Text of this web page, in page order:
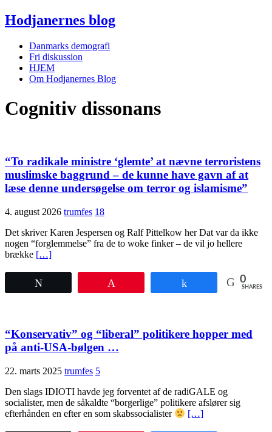
Hodjanernes blog
Danmarks demografi
Fri diskussion
HJEM
Om Hodjanernes Blog
Cognitiv dissonans
“To radikale ministre ‘glemte’ at nævne terroristens
muslimske baggrund – de kunne have gavn af at
læse denne undersøgelse om terror og islamisme”
4. august 2026 trumfes 18
Det skriver Karen Jespersen og Ralf Pittelkow her Dat var da ikke
nogen “forglemmelse” fra de to woke finker – de vil jo hellere
brække […]
0
SHARES
“Konservativ” og “liberal” politikere hopper med
på anti-USA-bølgen …
22. marts 2025 trumfes 5
Den slags IDIOTI havde jeg forventet af de radiGALE og
socialister, men de såkaldte “borgerlige” politikere afslører sig
efterhånden en efter en som skabssocialister
[…]